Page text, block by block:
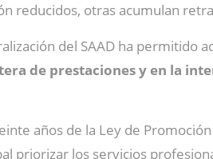
reducidos, otras acumulan
del SAAD ha permitido
de prestaciones y en la
años de la Ley de
priorizar los servicios